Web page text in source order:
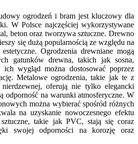
ogrodzeń i bram jest kluczowy dla
W Polsce najczęściej wykorzystywane
beton oraz tworzywa sztuczne. Drewno
się dużą popularnością ze względu na
Ogrodzenia drewniane mogą
gatunków drewna, takich jak sosna,
wygląd można dostosować poprzez
Metalowe ogrodzenia, takie jak te z
oferują nie tylko elegancki
odporność na warunki atmosferyczne. W
można wybierać spośród różnych
na uzyskanie nowoczesnego efektu
takie jak PVC, stają się coraz
swojej odporności na korozję oraz